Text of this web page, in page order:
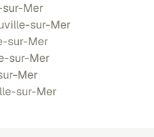
sur-Mer
sur-Mer
sur-Mer
sur-Mer
Mer
sur-Mer